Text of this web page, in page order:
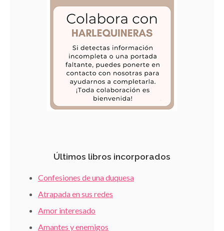
Últimos libros incorporados
Confesiones de una duquesa
Atrapada en sus redes
Amor interesado
Amantes y enemigos